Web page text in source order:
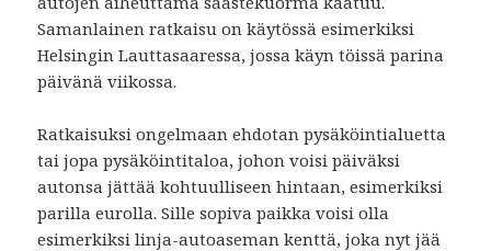
Samanlainen ratkaisu on käytössä esimerkiksi
Helsingin Lauttasaaressa, jossa käyn töissä parina
päivänä viikossa.
Ratkaisuksi ongelmaan ehdotan pysäköintialuetta
tai jopa pysäköintitaloa, johon voisi päiväksi
autonsa jättää kohtuulliseen hintaan, esimerkiksi
parilla eurolla. Sille sopiva paikka voisi olla
esimerkiksi linja-autoaseman kenttä, joka nyt jää